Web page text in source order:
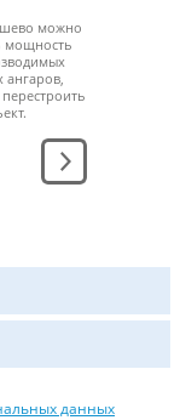
можно
мощность
данных